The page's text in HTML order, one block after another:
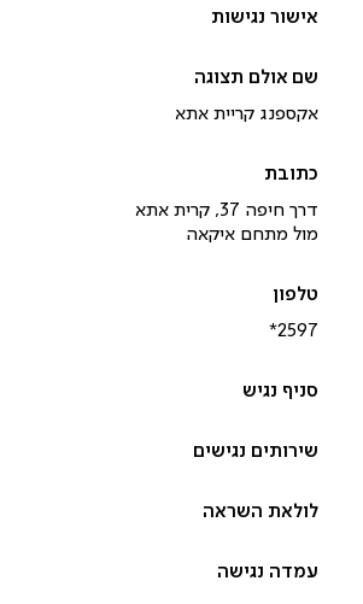
אקספנג קריית אתא
דרך חיפה 37, קרית אתא
מול מתחם איקאה
*2597‎